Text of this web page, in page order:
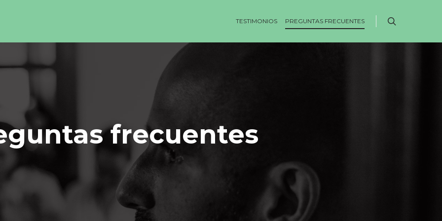
TESTIMONIOS PREGUNTAS FRECUENTES
frecuentes